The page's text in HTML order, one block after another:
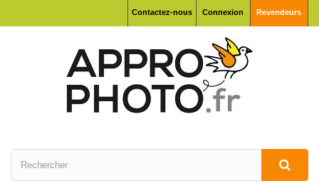
Connexion Revendeurs
Contactez-nous